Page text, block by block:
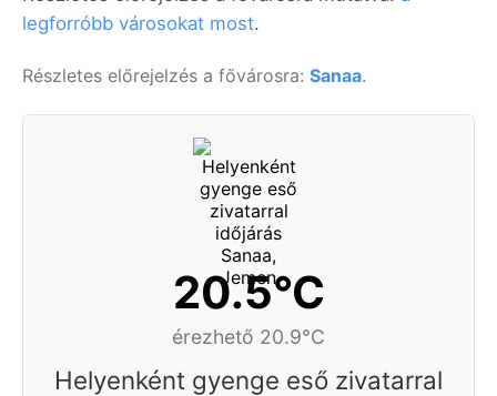
legforróbb városokat most.
Részletes előrejelzés a fővárosra: Sanaa.
20.5°C
érezhető 20.9°C
Helyenként gyenge eső zivatarral